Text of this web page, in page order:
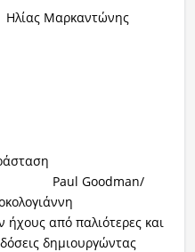
Ηλίας Μαρκαντώνης
9;00μ.μ.
παράσταση
ήχους από παλιότερες και
δημιουργώντας